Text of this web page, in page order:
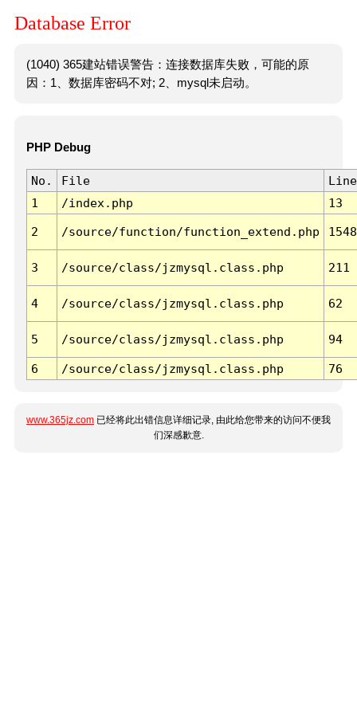
Database Error
(1040) 365建站错误警告：连接数据库失败，可能的原
因：1、数据库密码不对; 2、mysql未启动。
PHP Debug
No. File
Line
1
/index.php 13
2 /source/function/function_extend.php 1548
3 /source/class/jzmysql.class.php 211
4 /source/class/jzmysql.class.php 62
5 /source/class/jzmysql.class.php 94
6 /source/class/jzmysql.class.php 76
www.365jz.com 已经将此出错信息详细记录, 由此给您带来的访问不便我
们深感歉意.